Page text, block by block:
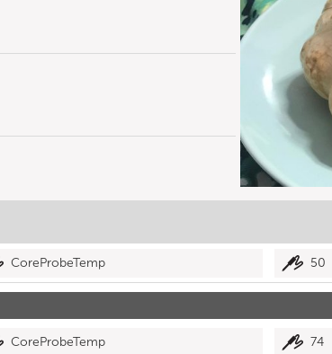
CoreProbeTemp 50
CoreProbeTemp 74